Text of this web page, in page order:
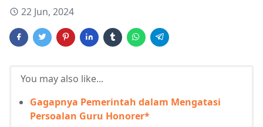
22 Jun, 2024
You may also like...
Gagapnya Pemerintah dalam Mengatasi
Persoalan Guru Honorer*